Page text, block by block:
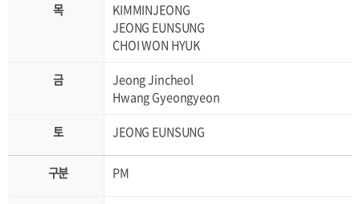
KIMMINJEONG
JEONG EUNSUNG
CHOI WON HYUK
Jeong Jincheol
Hwang Gyeongyeon
JEONG EUNSUNG
PM